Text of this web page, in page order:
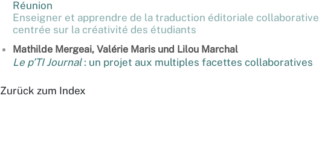
Réunion
Enseigner et apprendre de la traduction éditoriale collaborative
centrée sur la créativité des étudiants
Mathilde Mergeai, Valérie Maris und Lilou Marchal
Le p’TI Journal : un projet aux multiples facettes collaboratives
Zurück zum Index